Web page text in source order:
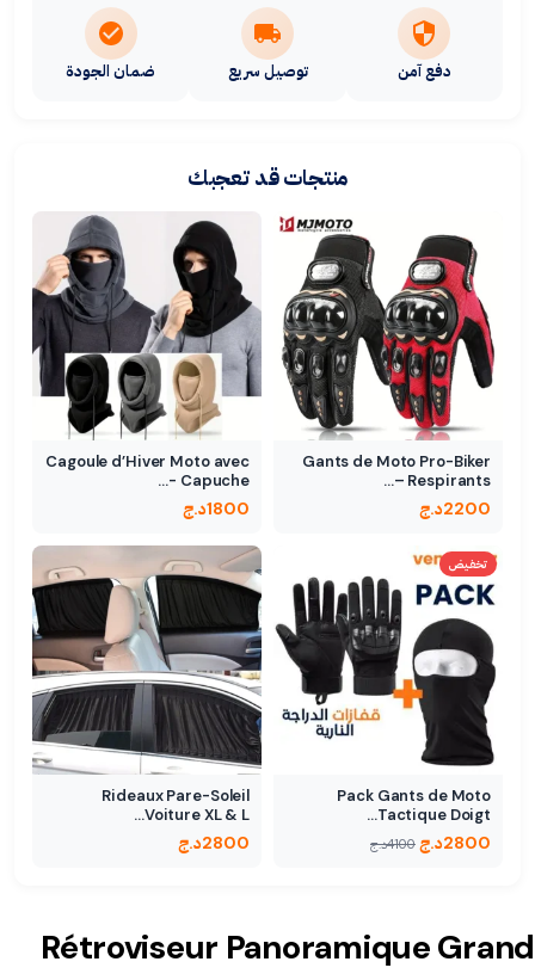
دفع آمن توصيل سريع ضمان الجودة
منتجات قد تعجبك
Gants de Moto Pro-Biker
Respirants –…
2200د.ج
Cagoule d’Hiver Moto avec
Capuche -…
1800د.ج
تخفيض
Pack Gants de Moto
Tactique Doigt…
2800د.ج 4100د.ج
Rideaux Pare-Soleil
Voiture XL & L…
2800د.ج
Rétroviseur Panoramique Grand